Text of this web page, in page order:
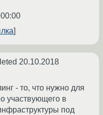
20.10.2018
- то, что нужно для
участвующего в
под